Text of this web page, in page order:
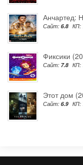
Анчартед:
Сайт: 6.8 КП:
Фиксики
Сайт: 7.8 КП:
Этот дом
Сайт: 6.9 КП: